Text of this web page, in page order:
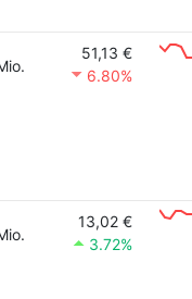
51,13 €
6.80%
13,02 €
3.72%